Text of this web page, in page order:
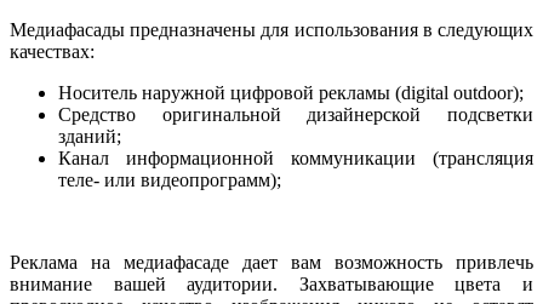
Медиафасады предназначены для использования в следующих
качествах:
Носитель наружной цифровой рекламы (digital outdoor);
Средство оригинальной дизайнерской подсветки
зданий;
Канал информационной коммуникации (трансляция
теле- или видеопрограмм);
Реклама на медиафасаде дает вам возможность привлечь
внимание вашей аудитории. Захватывающие цвета и